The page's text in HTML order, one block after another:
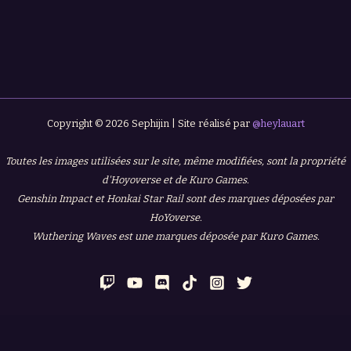
Copyright © 2026 Sephijin | Site réalisé par @heylauart
Toutes les images utilisées sur le site, même modifiées, sont la propriété
d'Hoyoverse et de Kuro Games.
Genshin Impact et Honkai Star Rail sont des marques déposées par
HoYoverse.
Wuthering Waves est une marques déposée par Kuro Games.